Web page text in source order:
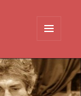
ВИДЖЕТЫ